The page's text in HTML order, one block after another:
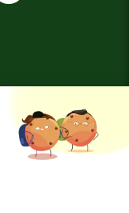
- Naturopathie